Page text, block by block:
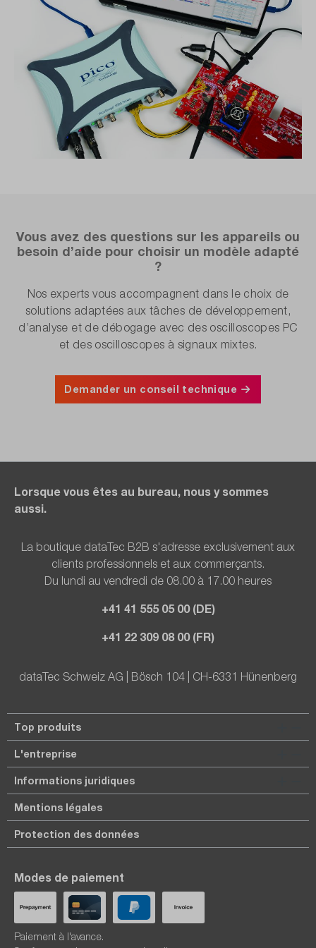
Vous avez des questions sur les appareils ou
besoin d’aide pour choisir un modèle adapté
?
Nos experts vous accompagnent dans le choix de
solutions adaptées aux tâches de développement,
d’analyse et de débogage avec des oscilloscopes PC
et des oscilloscopes à signaux mixtes.
Demander un conseil technique
Lorsque vous êtes au bureau, nous y sommes
aussi.
La boutique dataTec B2B s'adresse exclusivement aux
clients professionnels et aux commerçants.
Du lundi au vendredi de 08.00 à 17.00 heures
+41 41 555 05 00 (DE)
+41 22 309 08 00 (FR)
dataTec Schweiz AG | Bösch 104 | CH-6331 Hünenberg
Top produits
L'entreprise
Informations juridiques
Mentions légales
Protection des données
Modes de paiement
Paiement à l'avance.